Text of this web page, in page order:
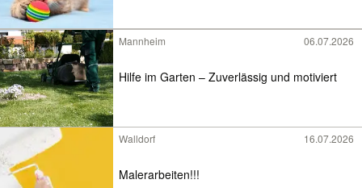
Mannheim 06.07.2026
Hilfe im Garten – Zuverlässig und motiviert
Walldorf 16.07.2026
Malerarbeiten!!!